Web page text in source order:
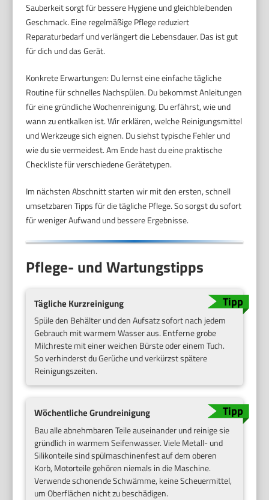
Sauberkeit sorgt für bessere Hygiene und gleichbleibenden
Geschmack. Eine regelmäßige Pflege reduziert
Reparaturbedarf und verlängert die Lebensdauer. Das ist gut
für dich und das Gerät.
Konkrete Erwartungen: Du lernst eine einfache tägliche
Routine für schnelles Nachspülen. Du bekommst Anleitungen
für eine gründliche Wochenreinigung. Du erfährst, wie und
wann zu entkalken ist. Wir erklären, welche Reinigungsmittel
und Werkzeuge sich eignen. Du siehst typische Fehler und
wie du sie vermeidest. Am Ende hast du eine praktische
Checkliste für verschiedene Gerätetypen.
Im nächsten Abschnitt starten wir mit den ersten, schnell
umsetzbaren Tipps für die tägliche Pflege. So sorgst du sofort
für weniger Aufwand und bessere Ergebnisse.
Pflege- und Wartungstipps
Tägliche Kurzreinigung
Spüle den Behälter und den Aufsatz sofort nach jedem
Gebrauch mit warmem Wasser aus. Entferne grobe
Milchreste mit einer weichen Bürste oder einem Tuch.
So verhinderst du Gerüche und verkürzst spätere
Reinigungszeiten.
Wöchentliche Grundreinigung
Bau alle abnehmbaren Teile auseinander und reinige sie
gründlich in warmem Seifenwasser. Viele Metall- und
Silikonteile sind spülmaschinenfest auf dem oberen
Korb, Motorteile gehören niemals in die Maschine.
Verwende schonende Schwämme, keine Scheuermittel,
um Oberflächen nicht zu beschädigen.